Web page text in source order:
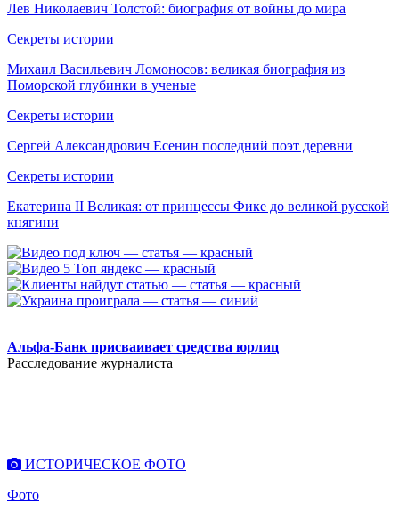
Лев Николаевич Толстой: биография от войны до мира
Секреты истории
Михаил Васильевич Ломоносов: великая биография из
Поморской глубинки в ученые
Секреты истории
Сергей Александрович Есенин последний поэт деревни
Секреты истории
Екатерина II Великая: от принцессы Фике до великой русской
княгини
Альфа-Банк присваивает средства юрлиц
Расследование журналиста
ИСТОРИЧЕСКОЕ ФОТО
Фото